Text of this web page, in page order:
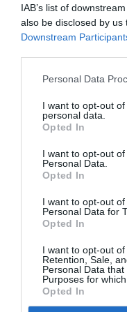
IAB’s list of
also be disclosed by
Downstream
Personal Data
I want to opt-out
personal data.
Opted In
I want to opt-out
Personal Data.
Opted In
I want to opt-out
Personal Data for
Opted In
I want to opt-out of
Retention, Sale,
Personal Data
Purposes for
Opted In
Facebook